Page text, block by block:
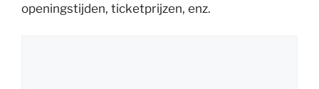
openingstijden, ticketprijzen, enz.